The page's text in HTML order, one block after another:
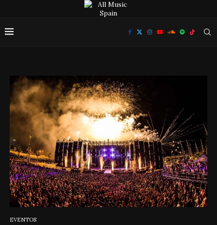
EVENTOS